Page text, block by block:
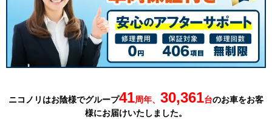
ニコノリはお陰様でグループ41周年、 30,361台のお車をお客
様にお届けいたしました。